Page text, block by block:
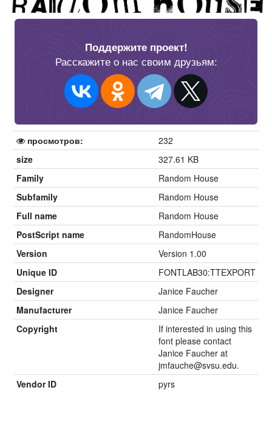
Поддержите проект!
Расскажите о нас своим друзьям:
просмотров:
232
size
327.61 KB
Family
Random House
Subfamily
Random House
Full name
Random House
PostScript name
RandomHouse
Version
Version 1.00
Unique ID
FONTLAB30:TTEXPORT
Designer
Janice Faucher
Manufacturer
Janice Faucher
Copyright
If interested in using this
font please contact
Janice Faucher at
jmfauche@svsu.edu.
Vendor ID
pyrs